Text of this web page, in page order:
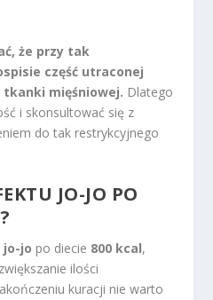
że przy tak
część utraconej
tkanki mięśniowej. Dlatego
i skonsultować się z
do tak restrykcyjnego
JO-JO PO
jo-jo po diecie 800 kcal,
ilości
kuracji nie warto